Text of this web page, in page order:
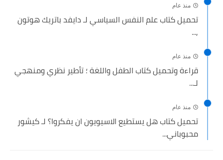
منذ عام
تحميل كتاب علم النفس السياسي لـ دايفد باتريك هوتون
,...
منذ عام
قراءة وتحميل كتاب الطفل واللغة ؛ تأطير نظري ومنهجي
لـ...
منذ عام
تحميل كتاب ھل يستطيع الاسيويون ان يفكروا؟ لـ كيشور
محبوباني...